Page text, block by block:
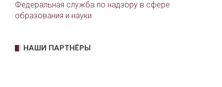
Федеральная служба по надзору в сфере
образования и науки
НАШИ ПАРТНЁРЫ